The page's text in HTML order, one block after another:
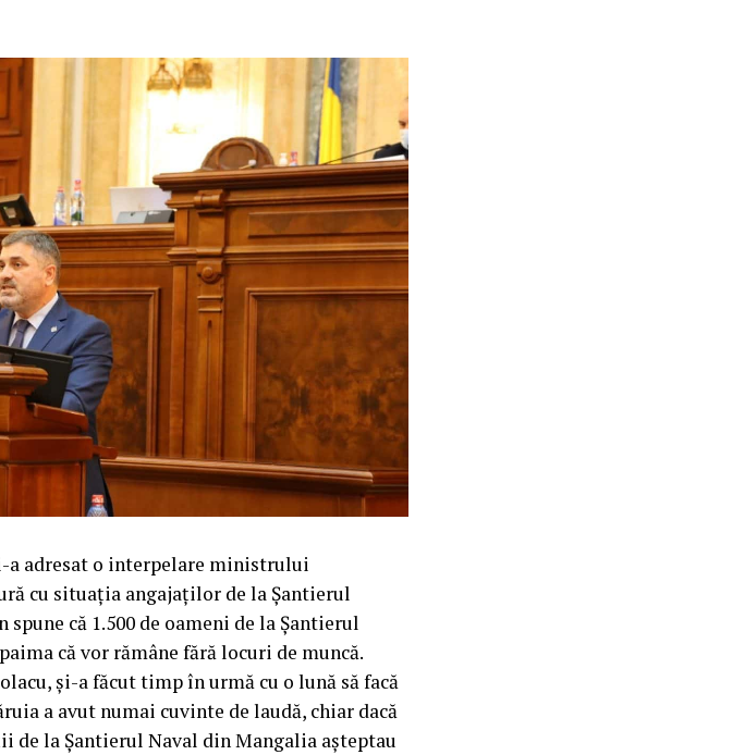
a adresat o interpelare ministrului
cu situația angajaților de la Șantierul
că 1.500 de oameni de la Șantierul
că vor rămâne fără locuri de muncă.
și-a făcut timp în urmă cu o lună să facă
a avut numai cuvinte de laudă, chiar dacă
de la Șantierul Naval din Mangalia așteptau